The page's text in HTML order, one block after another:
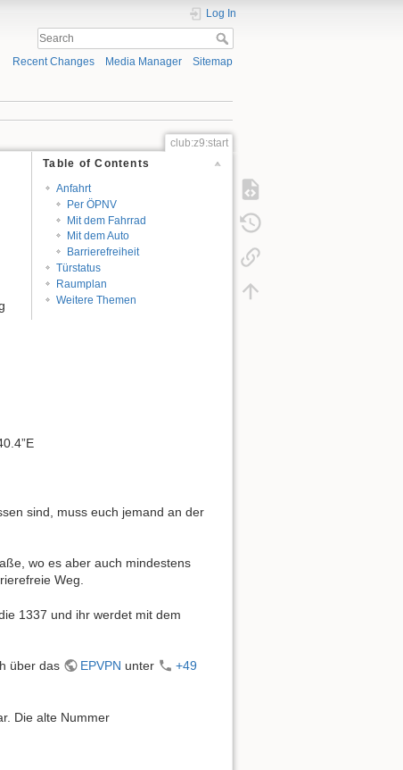
Log In
Recent Changes Media Manager Sitemap
club:z9:start
Table of Contents
Anfahrt
Per ÖPNV
Mit dem Fahrrad
Mit dem Auto
Barrierefreiheit
Türstatus
Raumplan
Weitere Themen
sind, muss euch jemand an der
wo es aber auch mindestens
Weg.
1337 und ihr werdet mit dem
über das EPVPN unter
+49
Die alte Nummer